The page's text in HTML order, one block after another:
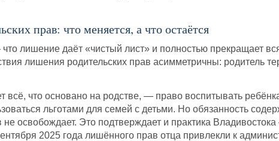
прав: что меняется, а что остаётся
лишение даёт «чистый лист» и полностью прекращает
лишения родительских прав асимметричны: родитель
всё, что основано на родстве, — право воспитывать
льготами для семей с детьми. Но обязанность
освобождает. Это подтверждает и практика
2025 года лишённого прав отца привлекли к